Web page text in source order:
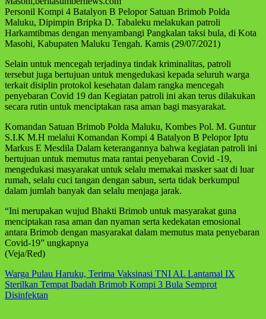
Personil Kompi 4 Batalyon B Pelopor Satuan Brimob Polda
Maluku, Dipimpin Bripka D. Tabaleku melakukan patroli
Harkamtibmas dengan menyambangi Pangkalan taksi bula, di Kota
Masohi, Kabupaten Maluku Tengah. Kamis (29/07/2021)
Selain untuk mencegah terjadinya tindak kriminalitas, patroli
tersebut juga bertujuan untuk mengedukasi kepada seluruh warga
terkait disiplin protokol kesehatan dalam rangka mencegah
penyebaran Covid 19 dan Kegiatan patroli ini akan terus dilakukan
secara rutin untuk menciptakan rasa aman bagi masyarakat.
Komandan Satuan Brimob Polda Maluku, Kombes Pol. M. Guntur
S.I.K M.H melalui Komandan Kompi 4 Batalyon B Pelopor Iptu
Markus E Mesdila Dalam keterangannya bahwa kegiatan patroli ini
bertujuan untuk memutus mata rantai penyebaran Covid -19,
mengedukasi masyarakat untuk selalu memakai masker saat di luar
rumah, selalu cuci tangan dengan sabun, serta tidak berkumpul
dalam jumlah banyak dan selalu menjaga jarak.
“Ini merupakan wujud Bhakti Brimob untuk masyarakat guna
menciptakan rasa aman dan nyaman serta kedekatan emosional
antara Brimob dengan masyarakat dalam memutus mata penyebaran
Covid-19” ungkapnya
(Veja/Red)
Navigasi
pos
Warga Pulau Haruku, Terima Vaksinasi TNI AL Lantamal IX
Sterilkan Tempat Ibadah Brimob Kompi 3 Bula Semprot
Disinfektan